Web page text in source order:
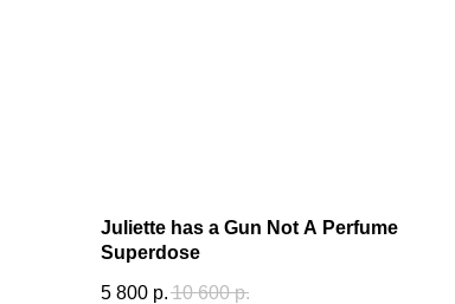
Juliette has a Gun Not A Perfume
Superdose
5 800 р. 10 600 р.